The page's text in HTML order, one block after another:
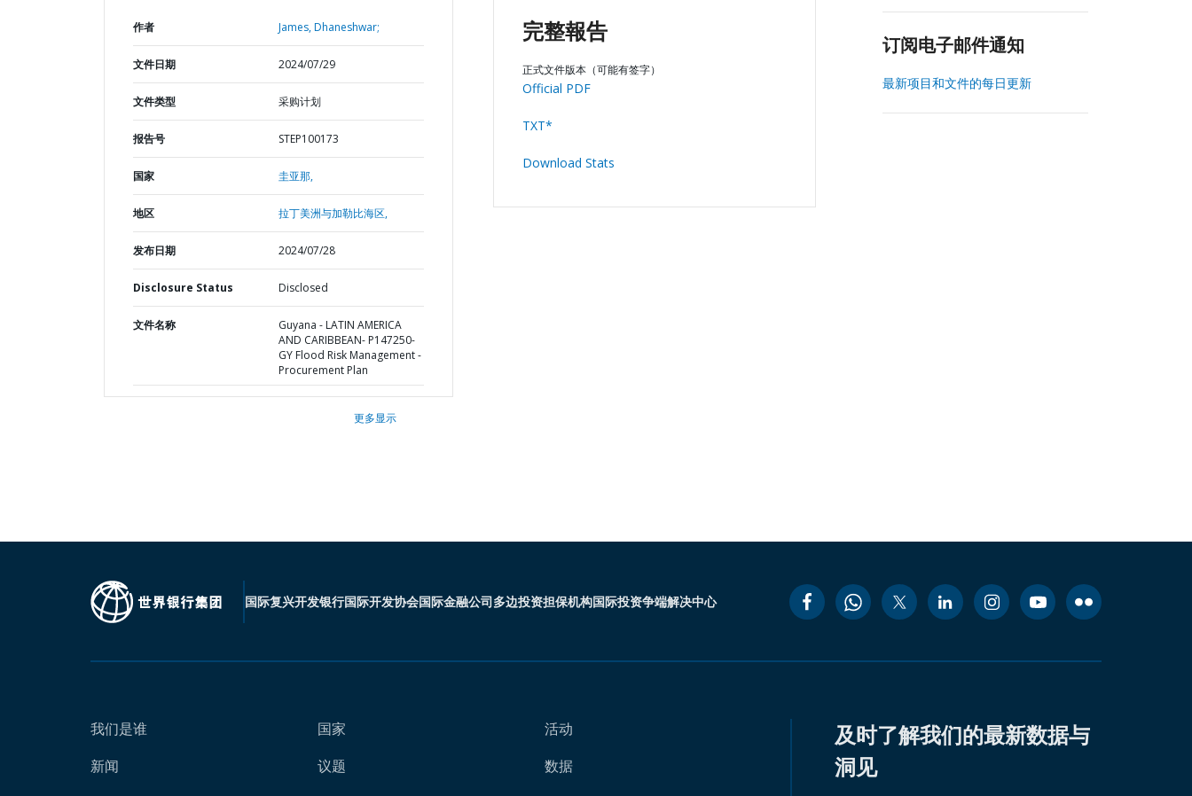
作者 James, Dhaneshwar;
文件日期 2024/07/29
文件类型 采购计划
报告号 STEP100173
国家 圭亚那,
地区 拉丁美洲与加勒比海区,
发布日期 2024/07/28
Disclosure Status Disclosed
文件名称
Guyana - LATIN AMERICA
AND CARIBBEAN- P147250-
GY Flood Risk Management -
Procurement Plan
更多显示
完整報告
正式文件版本（可能有签字）
Official PDF
TXT*
Download Stats
订阅电子邮件通知
最新项目和文件的每日更新
国际复兴开发银行国际开发协会国际金融公司多边投资担保机构国际投资争端解决中心
我们是谁
新闻
国家
议题
活动
数据
及时了解我们的最新数据与
洞见